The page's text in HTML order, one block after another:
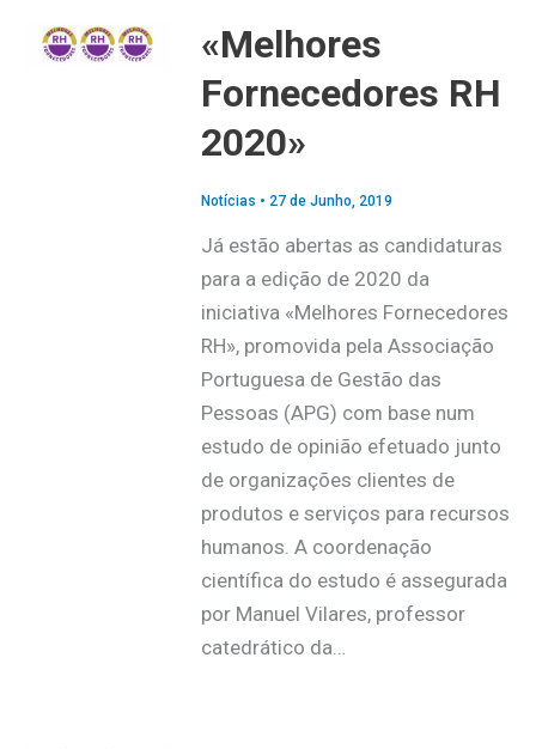
«Melhores
Fornecedores RH
2020»
Notícias • 27 de Junho, 2019
Já estão abertas as candidaturas
para a edição de 2020 da
iniciativa «Melhores Fornecedores
RH», promovida pela Associação
Portuguesa de Gestão das
Pessoas (APG) com base num
estudo de opinião efetuado junto
de organizações clientes de
produtos e serviços para recursos
humanos. A coordenação
científica do estudo é assegurada
por Manuel Vilares, professor
catedrático da…